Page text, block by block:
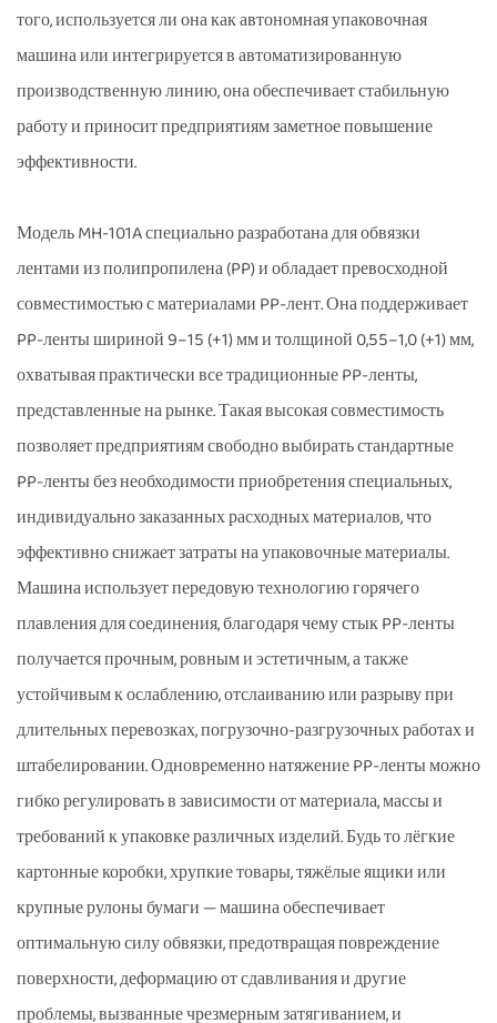
того, используется ли она как автономная упаковочная
машина или интегрируется в автоматизированную
производственную линию, она обеспечивает стабильную
работу и приносит предприятиям заметное повышение
эффективности.
Модель MH-101A специально разработана для обвязки
лентами из полипропилена (PP) и обладает превосходной
совместимостью с материалами PP-лент. Она поддерживает
PP-ленты шириной 9–15 (+1) мм и толщиной 0,55–1,0 (+1) мм,
охватывая практически все традиционные PP-ленты,
представленные на рынке. Такая высокая совместимость
позволяет предприятиям свободно выбирать стандартные
PP-ленты без необходимости приобретения специальных,
индивидуально заказанных расходных материалов, что
эффективно снижает затраты на упаковочные материалы.
Машина использует передовую технологию горячего
плавления для соединения, благодаря чему стык PP-ленты
получается прочным, ровным и эстетичным, а также
устойчивым к ослаблению, отслаиванию или разрыву при
длительных перевозках, погрузочно-разгрузочных работах и
штабелировании. Одновременно натяжение PP-ленты можно
гибко регулировать в зависимости от материала, массы и
требований к упаковке различных изделий. Будь то лёгкие
картонные коробки, хрупкие товары, тяжёлые ящики или
крупные рулоны бумаги — машина обеспечивает
оптимальную силу обвязки, предотвращая повреждение
поверхности, деформацию от сдавливания и другие
проблемы, вызванные чрезмерным затягиванием, и